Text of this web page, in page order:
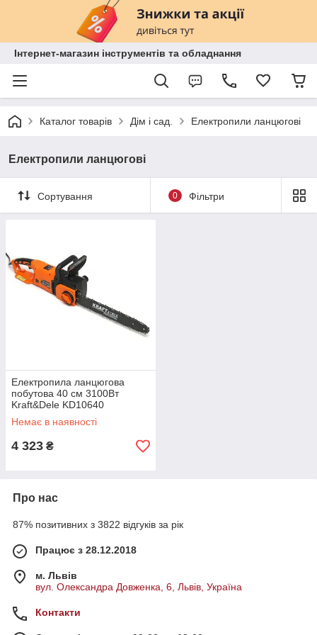
Інтернет-магазин інструментів та обладнання
Каталог товарів Дім і сад. Електропили ланцюгові
Електропили ланцюгові
Сортування 0 Фільтри
Електропила ланцюгова
побутова 40 см 3100Вт
Kraft&Dele KD10640
електрична ланцюгова пилка
Немає в наявності
4 323 ₴
Про нас
87% позитивних з 3822 відгуків за рік
Працює з 28.12.2018
м. Львів
вул. Олександра Довженка, 6, Львів, Україна
Контакти